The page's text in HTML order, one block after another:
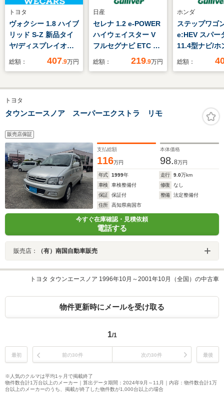
トヨタ
ヴォクシー 1.8 ハイブ
リッド S-Z 新品タイ
ヤ/ディスプレイオー
ディオ+ナビ10.5イン
チ/トヨタセーフティ
センス/両側電動スラ
イドドア/シートヒー
総額： 407.9万円
日産
セレナ 1.2 e-POWER
ハイウェイスター V
フルセグナビ ETC ド
ラレコ 禁煙車
総額： 219.9万円
ホンダ
ステップワゴ
e:HEV スパー
11.4型ナビ/ホ
ンシング/追従
ブレーキ/
ライドドア/パ
ックドア/ハー
ヒーター/オー
総額：
トヨタ
タウンエースノア スーパーエクストラ リモ
販売店保証
支払総額
116万円
本体価格
98.8万円
年式 1999年 走行 9.0万km
車検
車検整備付 修復
なし
保証
保証付 整備
法定整備付
住所
高知県南国市
今すぐ在庫確認・見積依頼
電話する
販売店： （有）南国自動車販売
トヨタ タウンエースノア 1996年10月～2001年10月（全国）の中古車
物件更新時にメールを受け取る
1/1
最初 前の30件 次の30件 最後
※人気のクルマは平均1ヶ月で掲載終了
物件数合計1万台以上のメーカー｜算出データ期間：2024年9月～11月｜内容：物件数合計1万
台以上のメーカーのうち、掲載が終了した物件数が1,000台以上の場合